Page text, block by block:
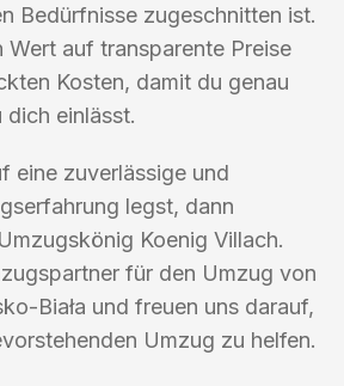
Bedürfnisse zugeschnitten ist.
auf transparente Preise
Kosten, damit du genau
einlässt.
eine zuverlässige und
legst, dann
Koenig Villach.
für den Umzug von
Biała und freuen uns darauf,
Umzug zu helfen.